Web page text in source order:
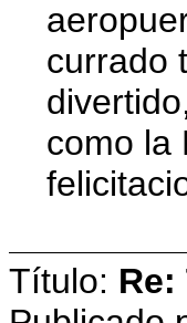
currado
como la
Título: